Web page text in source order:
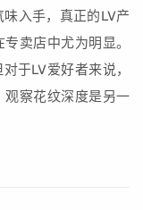
入手，真正的LV产
卖店中尤为明显。
于LV爱好者来说，
察花纹深度是另一